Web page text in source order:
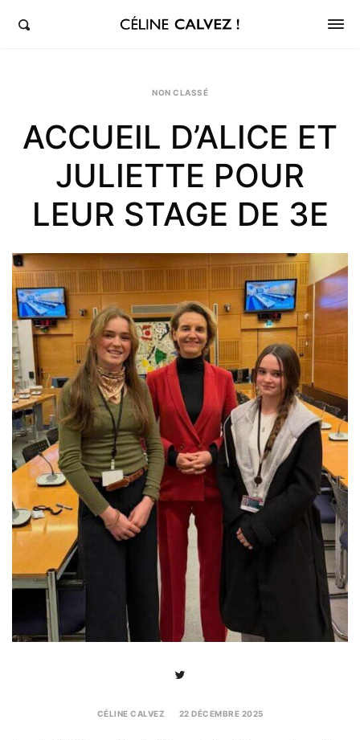
Céline Calvez, députée de la 5ème circonscription des Hauts-de-Seine et Clichy-Levallois
NON CLASSÉ
ACCUEIL D’ALICE ET
JULIETTE POUR
LEUR STAGE DE 3E
CÉLINE CALVEZ
22 DÉCEMBRE 2025